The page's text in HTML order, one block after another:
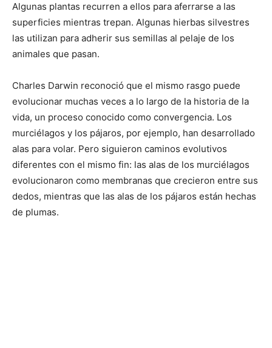
Algunas plantas recurren a ellos para aferrarse a las
superficies mientras trepan. Algunas hierbas silvestres
las utilizan para adherir sus semillas al pelaje de los
animales que pasan.
Charles Darwin reconoció que el mismo rasgo puede
evolucionar muchas veces a lo largo de la historia de la
vida, un proceso conocido como convergencia. Los
murciélagos y los pájaros, por ejemplo, han desarrollado
alas para volar. Pero siguieron caminos evolutivos
diferentes con el mismo fin: las alas de los murciélagos
evolucionaron como membranas que crecieron entre sus
dedos, mientras que las alas de los pájaros están hechas
de plumas.